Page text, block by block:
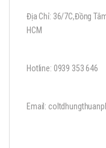
Địa Chỉ: 36/7C,Đồng
HCM
Hotline: 0939 353 646
Email: